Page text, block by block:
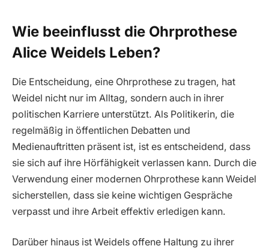
Wie beeinflusst die Ohrprothese
Alice Weidels Leben?
Die Entscheidung, eine Ohrprothese zu tragen, hat
Weidel nicht nur im Alltag, sondern auch in ihrer
politischen Karriere unterstützt. Als Politikerin, die
regelmäßig in öffentlichen Debatten und
Medienauftritten präsent ist, ist es entscheidend, dass
sie sich auf ihre Hörfähigkeit verlassen kann. Durch die
Verwendung einer modernen Ohrprothese kann Weidel
sicherstellen, dass sie keine wichtigen Gespräche
verpasst und ihre Arbeit effektiv erledigen kann.
Darüber hinaus ist Weidels offene Haltung zu ihrer